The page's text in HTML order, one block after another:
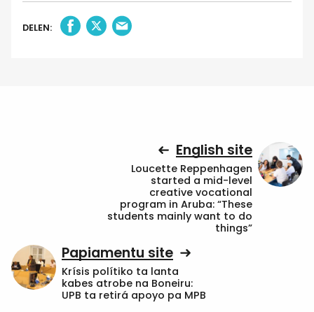
DELEN:
English site
Loucette Reppenhagen
started a mid-level
creative vocational
program in Aruba: “These
students mainly want to do
things”
Papiamentu site
Krísis polítiko ta lanta
kabes atrobe na Boneiru:
UPB ta retirá apoyo pa MPB